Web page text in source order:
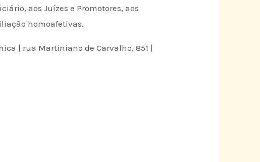
aos Juízes e Promotores, aos
homoafetivas.
| rua Martiniano de Carvalho, 851 |